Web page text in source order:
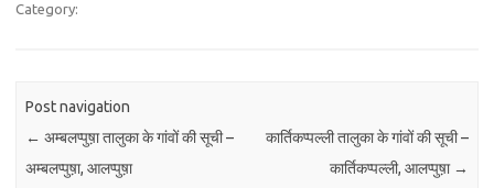
Category:
Post navigation
← अम्बलप्पुष़ा तालुका के गांवों की सूची –
अम्बलप्पुष़ा, आलप्पुष़ा
कार्तिकप्पल्ली तालुका के गांवों की सूची –
कार्तिकप्पल्ली, आलप्पुष़ा →